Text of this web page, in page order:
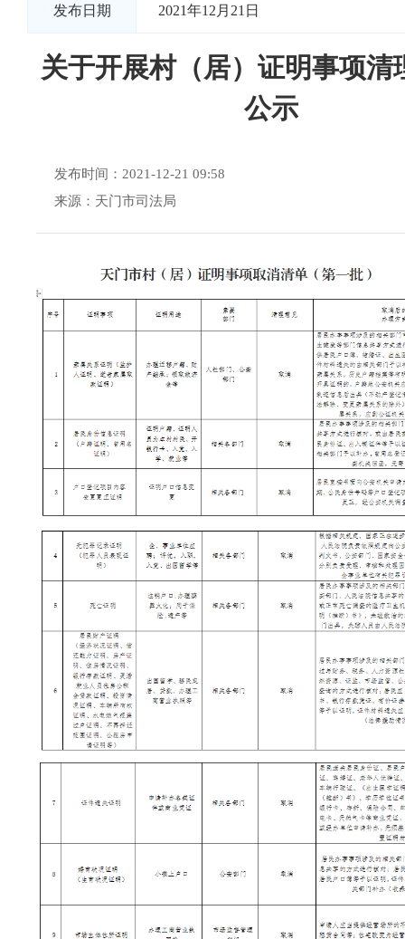
发布日期 2021年12月21日
关于开展村（居）证明事项清
公示
发布时间：2021-12-21 09:58
来源：天门市司法局